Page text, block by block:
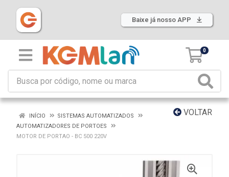
Baixe já nosso APP
0
VOLTAR
INÍCIO
SISTEMAS AUTOMATIZADOS
AUTOMATIZADORES DE PORTOES
MOTOR DE PORTAO - BC 500 220V